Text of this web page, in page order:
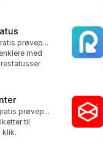
Mulighed for gratis prøveperiode
med
Mulighed for gratis prøveperiode
til
klik.